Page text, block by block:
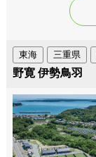
東海 三重県
野寛 伊勢鳥羽